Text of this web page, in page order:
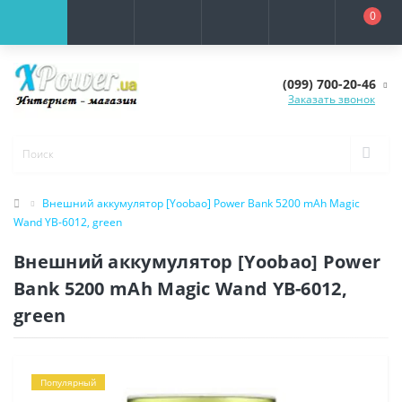
0
(099) 700-20-46
Заказать звонок
Внешний аккумулятор [Yoobao] Power Bank 5200 mAh Magic
Wand YB-6012, green
Внешний аккумулятор [Yoobao] Power
Bank 5200 mAh Magic Wand YB-6012,
green
Популярный